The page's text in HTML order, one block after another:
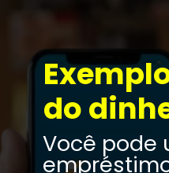
Você pode
do